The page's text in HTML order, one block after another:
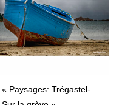
« Paysages: Trégastel-
500€